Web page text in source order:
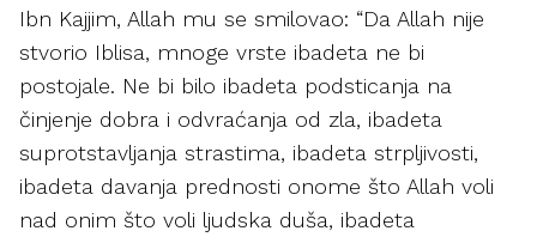
Ibn Kajjim, Allah mu se smilovao: “Da Allah nije
stvorio Iblisa, mnoge vrste ibadeta ne bi
postojale. Ne bi bilo ibadeta podsticanja na
činjenje dobra i odvraćanja od zla, ibadeta
suprotstavljanja strastima, ibadeta strpljivosti,
ibadeta davanja prednosti onome što Allah voli
nad onim što voli ljudska duša, ibadeta